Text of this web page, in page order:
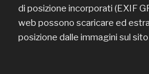
di posizione incorporati (EXIF
web possono scaricare ed
posizione dalle immagini sul